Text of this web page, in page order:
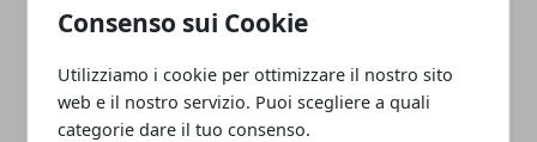
Consenso sui Cookie
Utilizziamo i cookie per ottimizzare il nostro sito
web e il nostro servizio. Puoi scegliere a quali
categorie dare il tuo consenso.
ARTICOLI CORRELATI